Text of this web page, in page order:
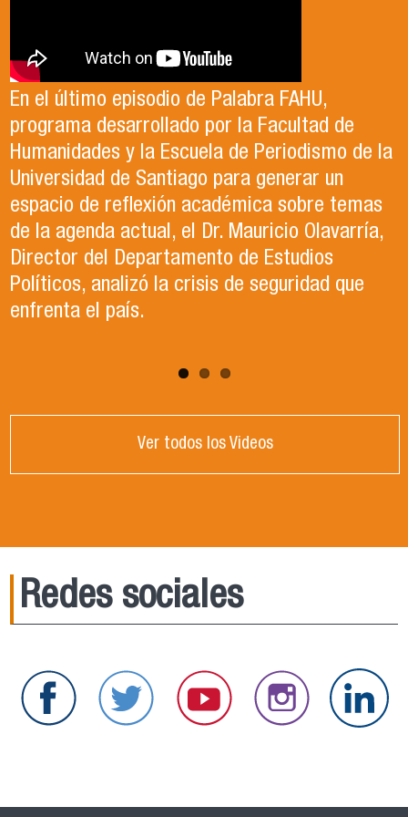
En el último episodio de Palabra FAHU,
programa desarrollado por la Facultad de
Humanidades y la Escuela de Periodismo de la
Universidad de Santiago para generar un
espacio de reflexión académica sobre temas
de la agenda actual, el Dr. Mauricio Olavarría,
Director del Departamento de Estudios
Políticos, analizó la crisis de seguridad que
enfrenta el país.
Antonia egresó de la Licenciatura en Estudios
Internacionales de la Universidad de Santiago
en el año 2023. Actualmente, trabaja en lo que
ella describe como el trabajo de sus sueños
en la Organización de las Naciones Unidas para
la Alimentación y la Agricultura (FAO).
El Departamento de Estudios Políticos, en
colaboración con la Asociación Chilena de
Ciencia Política (ACCP), fue el organizador del
exitoso Congreso que recientemente tuvo
lugar en la Universidad de Santiago. Durante el
evento, se llevaron a cabo paneles de
conversación, reflexión y debate sobre el
contexto político y académico nacional.
Puedes revisar los paneles en el apartado
"Congreso ACCP" de la página web.
Ver todos los Videos
Redes sociales